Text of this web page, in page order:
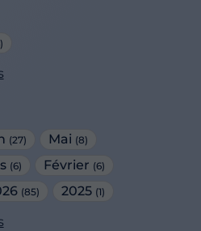
(27) Mai (8)
(6) Février (6)
(85) 2025 (1)